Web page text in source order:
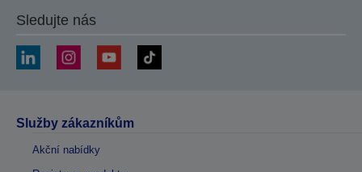
Sledujte nás
Služby zákazníkům
Akční nabídky